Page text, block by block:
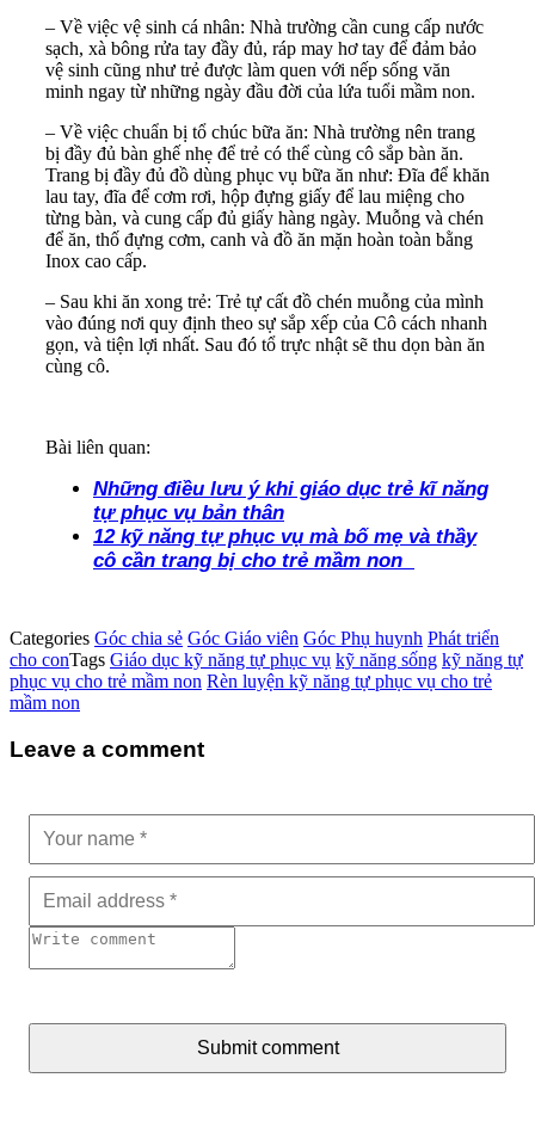
– Về việc vệ sinh cá nhân: Nhà trường cần cung cấp nước
sạch, xà bông rửa tay đầy đủ, ráp may hơ tay để đảm bảo
vệ sinh cũng như trẻ được làm quen với nếp sống văn
minh ngay từ những ngày đầu đời của lứa tuổi mầm non.
– Về việc chuẩn bị tổ chúc bữa ăn: Nhà trường nên trang
bị đầy đủ bàn ghế nhẹ để trẻ có thể cùng cô sắp bàn ăn.
Trang bị đầy đủ đồ dùng phục vụ bữa ăn như: Đĩa để khăn
lau tay, đĩa để cơm rơi, hộp đựng giấy để lau miệng cho
từng bàn, và cung cấp đủ giấy hàng ngày. Muỗng và chén
để ăn, thố đựng cơm, canh và đồ ăn mặn hoàn toàn bằng
Inox cao cấp.
– Sau khi ăn xong trẻ: Trẻ tự cất đồ chén muỗng của mình
vào đúng nơi quy định theo sự sắp xếp của Cô cách nhanh
gọn, và tiện lợi nhất. Sau đó tổ trực nhật sẽ thu dọn bàn ăn
cùng cô.
Bài liên quan:
Những điều lưu ý khi giáo dục trẻ kĩ năng
tự phục vụ bản thân
12 kỹ năng tự phục vụ mà bố mẹ và thầy
cô cần trang bị cho trẻ mầm non
Categories Góc chia sẻ Góc Giáo viên Góc Phụ huynh Phát triển
cho conTags Giáo dục kỹ năng tự phục vụ kỹ năng sống kỹ năng tự
phục vụ cho trẻ mầm non Rèn luyện kỹ năng tự phục vụ cho trẻ
mầm non
Leave a comment
Submit comment